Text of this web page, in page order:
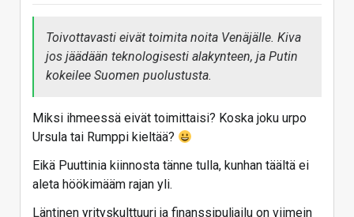
Toivottavasti eivät toimita noita Venäjälle. Kiva
jos jäädään teknologisesti alakynteen, ja Putin
kokeilee Suomen puolustusta.
Miksi ihmeessä eivät toimittaisi? Koska joku urpo
Ursula tai Rumppi kieltää?
Eikä Puuttinia kiinnosta tänne tulla, kunhan täältä ei
aleta höökimääm rajan yli.
Läntinen yrityskulttuuri ja finanssipuljailu on viimein